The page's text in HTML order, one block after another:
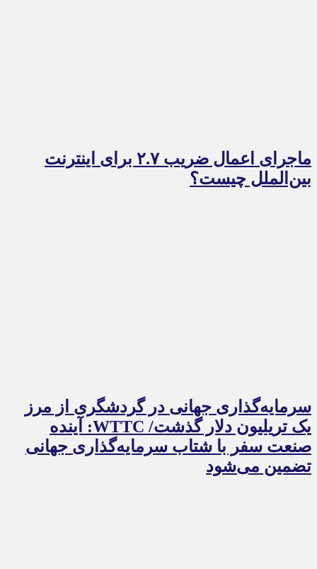
ماجرای اعمال ضریب ۲.۷ برای اینترنت
بین‌الملل چیست؟
سرمایه‌گذاری جهانی در گردشگری از مرز
یک تریلیون دلار گذشت/ WTTC: آینده
صنعت سفر با شتاب سرمایه‌گذاری جهانی
تضمین می‌شود